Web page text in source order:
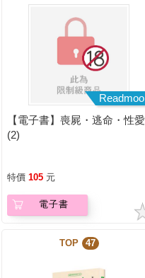
Readmoo
【電子書】喪屍・逃命・性愛
(2)
特價 105 元
電子書
TOP 47